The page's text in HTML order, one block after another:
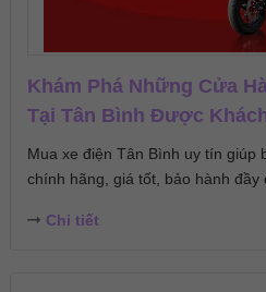
Khám Phá Những Cửa
Tại Tân Bình Được
Mua xe điện Tân Bình uy tín giúp
chính hãng, giá tốt, bảo hành
Chi tiết